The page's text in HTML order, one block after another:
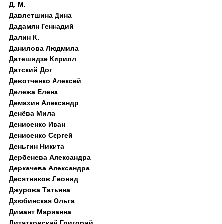
Д. M.
Давлетшина Дина
Дадамян Геннадий
Далин К.
Данилова Людмила
Датешидзе Кирилл
Датский Дог
Девотченко Алексей
Дележа Елена
Демахин Александр
Денёва Мила
Денисенко Иван
Денисенко Сергей
Деньгин Никита
Дербенева Александра
Деркачева Александра
Десятников Леонид
Джурова Татьяна
Дзюбинская Ольга
Димант Марианна